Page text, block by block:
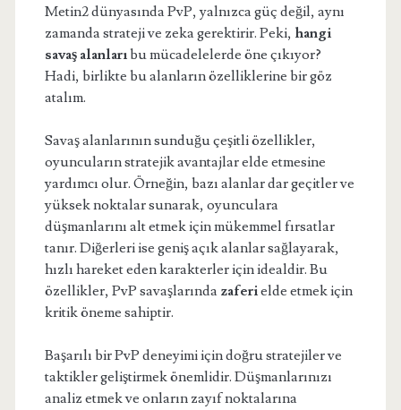
Metin2 dünyasında PvP, yalnızca güç değil, aynı
zamanda strateji ve zeka gerektirir. Peki, hangi
savaş alanlarıbu mücadelelerde öne çıkıyor?
Hadi, birlikte bu alanların özelliklerine bir göz
atalım.
Savaş alanlarının sunduğu çeşitli özellikler,
oyuncuların stratejik avantajlar elde etmesine
yardımcı olur. Örneğin, bazı alanlar dar geçitler ve
yüksek noktalar sunarak, oyunculara
düşmanlarını alt etmek için mükemmel fırsatlar
tanır. Diğerleri ise geniş açık alanlar sağlayarak,
hızlı hareket eden karakterler için idealdir. Bu
özellikler, PvP savaşlarında zaferielde etmek için
kritik öneme sahiptir.
Başarılı bir PvP deneyimi için doğru stratejiler ve
taktikler geliştirmek önemlidir. Düşmanlarınızı
analiz etmek ve onların zayıf noktalarına